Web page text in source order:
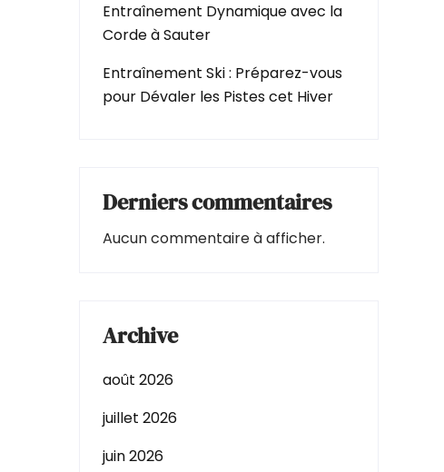
Entraînement Dynamique avec la
Corde à Sauter
Entraînement Ski : Préparez-vous
pour Dévaler les Pistes cet Hiver
Derniers commentaires
Aucun commentaire à afficher.
Archive
août 2026
juillet 2026
juin 2026